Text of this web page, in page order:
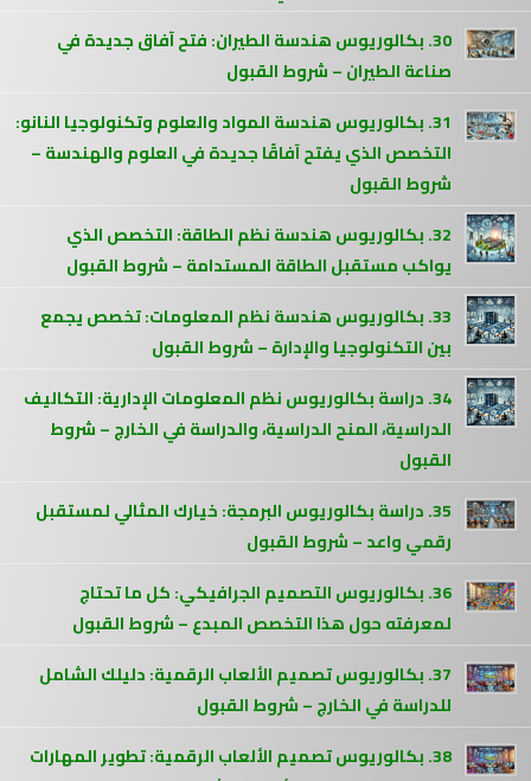
30. بكالوريوس هندسة الطيران: فتح آفاق جديدة في
صناعة الطيران – شروط القبول
31. بكالوريوس هندسة المواد والعلوم وتكنولوجيا النانو:
التخصص الذي يفتح آفاقًا جديدة في العلوم والهندسة –
شروط القبول
32. بكالوريوس هندسة نظم الطاقة: التخصص الذي
يواكب مستقبل الطاقة المستدامة – شروط القبول
33. بكالوريوس هندسة نظم المعلومات: تخصص يجمع
بين التكنولوجيا والإدارة – شروط القبول
34. دراسة بكالوريوس نظم المعلومات الإدارية: التكاليف
الدراسية، المنح الدراسية، والدراسة في الخارج – شروط
القبول
35. دراسة بكالوريوس البرمجة: خيارك المثالي لمستقبل
رقمي واعد – شروط القبول
36. بكالوريوس التصميم الجرافيكي: كل ما تحتاج
لمعرفته حول هذا التخصص المبدع – شروط القبول
37. بكالوريوس تصميم الألعاب الرقمية: دليلك الشامل
للدراسة في الخارج – شروط القبول
38. بكالوريوس تصميم الألعاب الرقمية: تطوير المهارات